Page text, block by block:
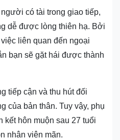
có tài trong giao tiếp,
dễ được lòng thiên hạ. Bởi
liên quan đến ngoại
bạn sẽ gặt hái được thành
tiếp cận và thu hút đối
của bản thân. Tuy vậy, phụ
kết hôn muộn sau 27 tuổi
nhân viên mãn.